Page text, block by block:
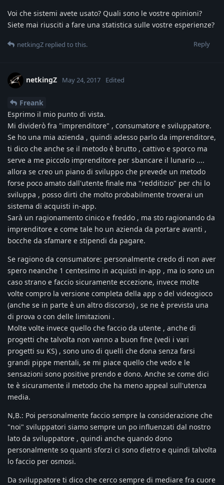
Voi che sistemi avete usato? Quali sono le vostre opinioni?
Siete mai riusciti a fare una statistica sulle vostre esperienze?
Reply
netkingZ replied to this.
netkingZ May 24, 2017 Edited
Freank
Esprimo il mio punto di vista.
Mi dividerò fra "imprenditore" , consumatore e sviluppatore.
Se ho una mia azienda , quindi adesso parlo da imprenditore,
ti dico che anche se il metodo è brutto , cattivo e sporco ma
serve a me piccolo imprenditore per sbancare il lunario ....
allora se creo un piano di sviluppo che prevede un metodo
forse poco amato dall'utente finale ma "redditizio" per chi lo
sviluppa , posso dirti che molto probabilmente troverai un
sistema di acquisti in-app.
Sarà un ragionamento cinico e freddo , ma sto ragionando da
imprenditore e come tale ho un azienda da portare avanti ,
bocche da sfamare e stipendi da pagare.
Se ragiono da consumatore: personalmente credo di non aver
spero neanche 1 centesimo in acquisti in-app , ma io sono un
caso strano e faccio sicuramente eccezione, invece molte
volte compro la versione completa della app o del videogioco
(anche se in parte è un altro discorso) , se ne è prevista una
di prova o con delle limitazioni .
Molte volte invece quello che faccio da utente , anche di
progetti che talvolta non vanno a buon fine (vedi i vari
progetti su KS) , sono uno di quelli che dona senza farsi
grandi pippe mentali, se mi piace quello che vedo e le
sensazioni sono positive prendo e dono. Anche se come dici
te è sicuramente il metodo che ha meno appeal sull'utenza
media.
N,B.: Poi personalmente faccio sempre la considerazione che
"noi" sviluppatori siamo sempre un po influenzati dal nostro
lato da sviluppatore , quindi anche quando dono
personalmente so quanti sforzi ci sono dietro e quindi talvolta
lo faccio per osmosi.
Da sviluppatore ti dico che cerco sempre di mediare fra cuore